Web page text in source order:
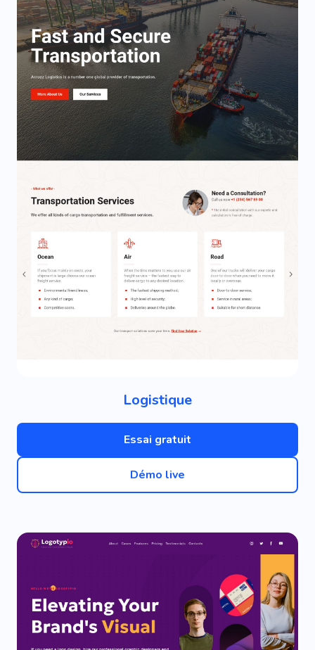
Logistique
Essai gratuit
Démo live